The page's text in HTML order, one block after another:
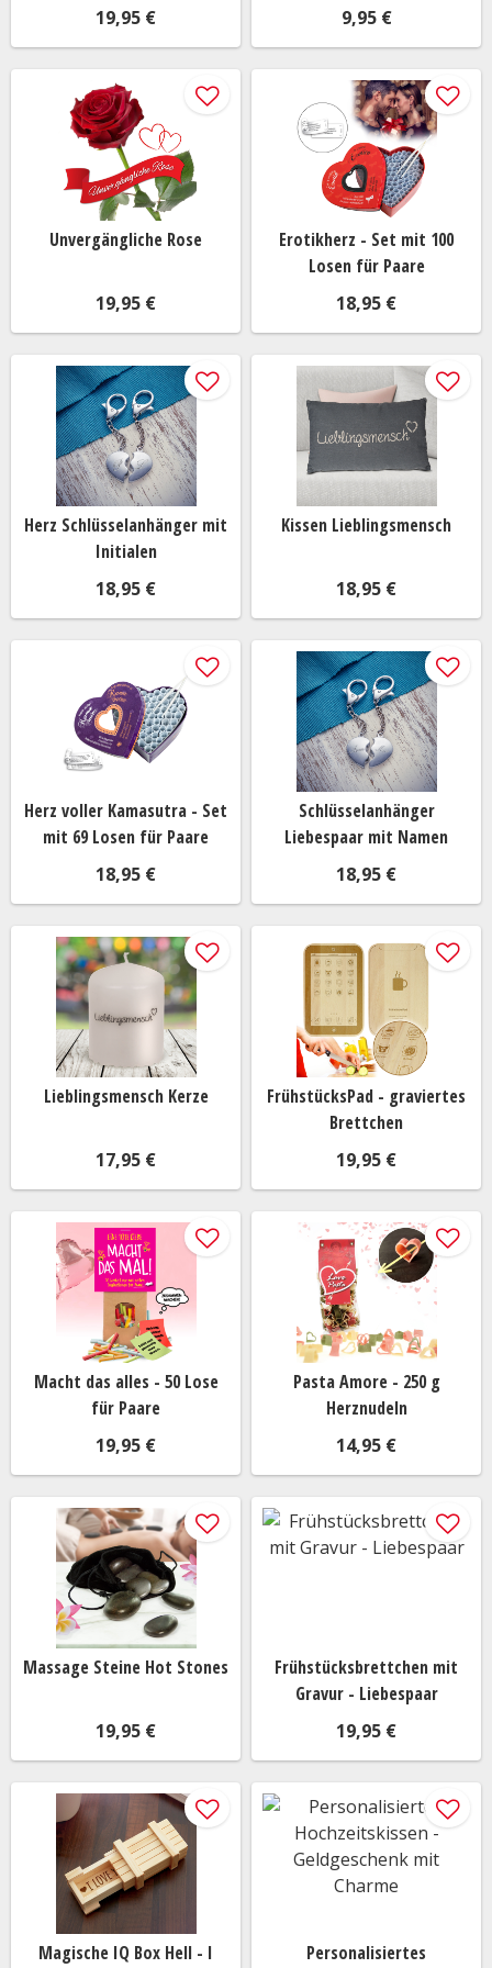
19,95 € 9,95 €
Unvergängliche Rose
19,95 €
Erotikherz - Set mit 100
Losen für Paare
18,95 €
Herz Schlüsselanhänger mit
Initialen
18,95 €
Kissen Lieblingsmensch
18,95 €
Herz voller Kamasutra - Set
mit 69 Losen für Paare
18,95 €
Schlüsselanhänger
Liebespaar mit Namen
18,95 €
Lieblingsmensch Kerze
17,95 €
FrühstücksPad - graviertes
Brettchen
19,95 €
Macht das alles - 50 Lose
für Paare
19,95 €
Pasta Amore - 250 g
Herznudeln
14,95 €
Massage Steine Hot Stones
19,95 €
Frühstücksbrettchen mit
Gravur - Liebespaar
19,95 €
Magische IQ Box Hell - I
Personalisiertes